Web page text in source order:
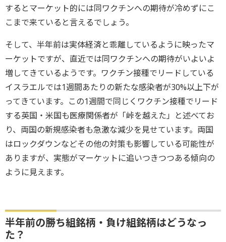
するとマーケット的には同ワクチンへの期待が冷めずにこ
こまで来ていると言えるでしょう。
そして、半年前は実体経済と乖離しているように映ったマ
ーケットですが、直近では同ワクチンへの期待がいよいよ
増してきているようです。ワクチン接種でリードしている
イスラエルでは1週間あたりの新たな感染者が30%以上下が
ってきています。この1週間で同じくワクチン接種でリード
する英国・米国も医療関係者が「峠を越えた」と述べてお
り、両国の新規感染者も急激な減少を見せています。両国
はロックダウンなどその他の対策も影響している可能性が
ありますが、実態がマーケットに追いつきつつある傾向の
ように見えます。
半年前の勝ち組銘柄・負け組銘柄はどうなっ
た？